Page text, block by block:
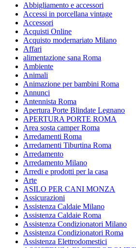
Abbigliamento e accessori
Accessi in porcellana vintage
Accessori
Acquisti Online
Acquisto modernariato Milano
Affari
alimentazione sana Roma
Ambiente
Animali
Animazione per bambini Roma
Annunci
Antennista Roma
Apertura Porte Blindate Legnano
APERTURA PORTE ROMA
Area sosta camper Roma
Arredamenti Roma
Arredamenti Tiburtina Roma
Arredamento
Arredamento Milano
Arredi e prodotti per la casa
Arte
ASILO PER CANI MONZA
Assicurazioni
Assistenza Caldaie Milano
Assistenza Caldaie Roma
Assistenza Condizionatori Milano
Assistenza Condizionatori Roma
Assistenza Elettrodomestici